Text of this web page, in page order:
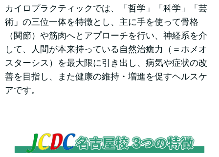
カイロプラクティックでは、「哲学」「科学」「芸
術」の三位一体を特徴とし、主に手を使って骨格
（関節）や筋肉へとアプローチを行い、神経系を介
して、人間が本来持っている自然治癒力（＝ホメオ
スターシス）を最大限に引き出し、病気や症状の改
善を目指し、また健康の維持・増進を促すヘルスケ
アです。